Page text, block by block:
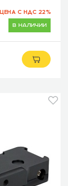
в наличии
ЦЕНА С НДС 22%